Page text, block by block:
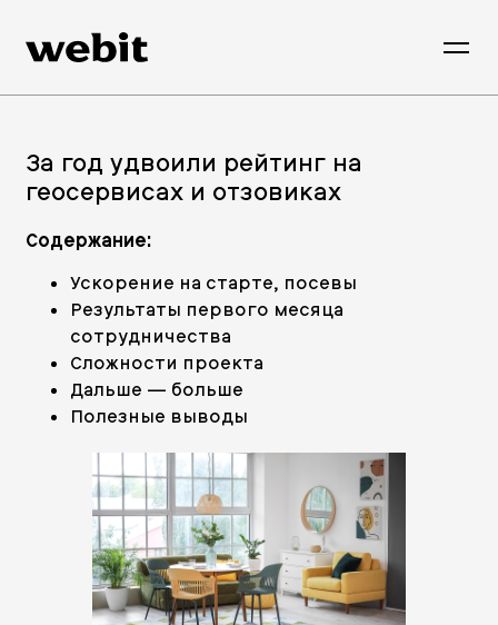
За год удвоили рейтинг на
геосервисах и отзовиках
Содержание:
Ускорение на старте, посевы
Результаты первого месяца
сотрудничества
Сложности проекта
Дальше — больше
Полезные выводы